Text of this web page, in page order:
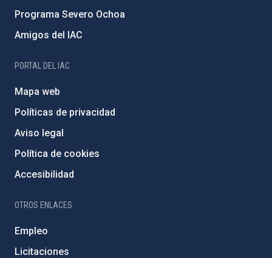
Programa Severo Ochoa
Amigos del IAC
PORTAL DEL IAC
Mapa web
Políticas de privacidad
Aviso legal
Política de cookies
Accesibilidad
OTROS ENLACES
Empleo
Licitaciones